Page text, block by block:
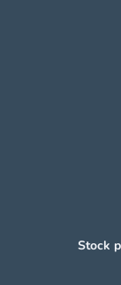
Stock